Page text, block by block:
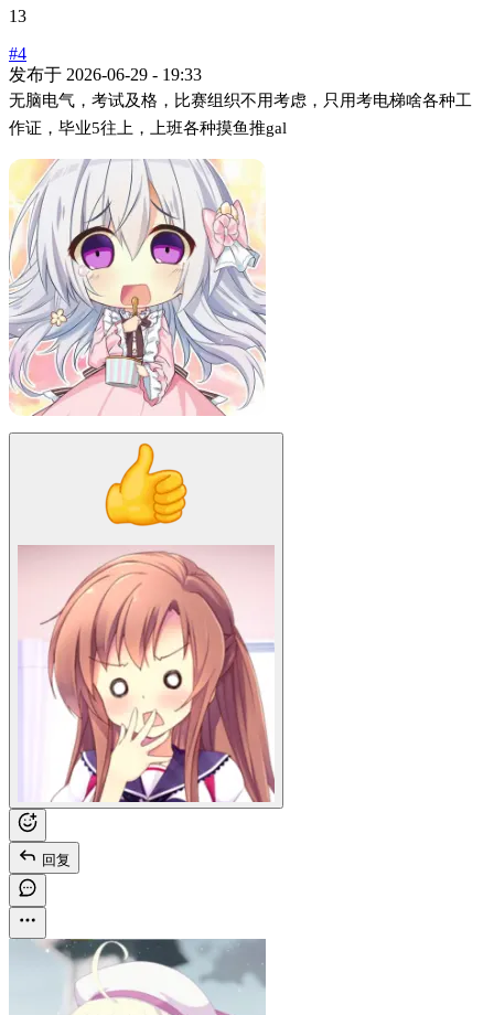
13
#4
发布于 2026-06-29 - 19:33
无脑电气，考试及格，比赛组织不用考虑，只用考电梯啥各种工
作证，毕业5往上，上班各种摸鱼推gal
回复